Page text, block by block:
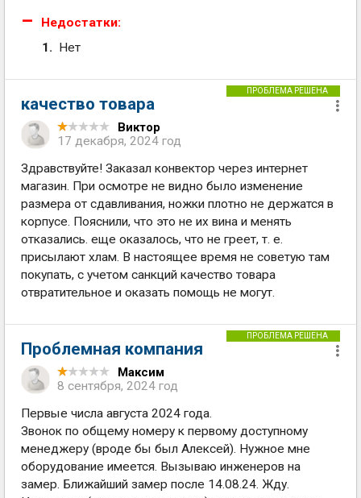
Недостатки:
Нет
качество товара
ПРОБЛЕМА РЕШЕНА
Виктор
17 декабря, 2024 год
Здравствуйте! Заказал конвектор через интернет
магазин. При осмотре не видно было изменение
размера от сдавливания, ножки плотно не держатся в
корпусе. Пояснили, что это не их вина и менять
отказались. еще оказалось, что не греет, т. е.
присылают хлам. В настоящее время не советую там
покупать, с учетом санкций качество товара
отвратительное и оказать помощь не могут.
Проблемная компания
ПРОБЛЕМА РЕШЕНА
Максим
8 сентября, 2024 год
Первые числа августа 2024 года.
Звонок по общему номеру к первому доступному
менеджеру (вроде бы был Алексей). Нужное мне
оборудование имеется. Вызываю инженеров на
замер. Ближайший замер после 14.08.24. Жду.